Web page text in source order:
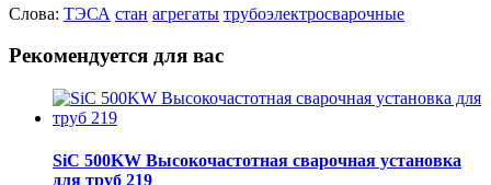
Слова: ТЭСА стан агрегаты трубоэлектросварочные
Рекомендуется для вас
SiC 500KW Высокочастотная сварочная установка
для труб 219